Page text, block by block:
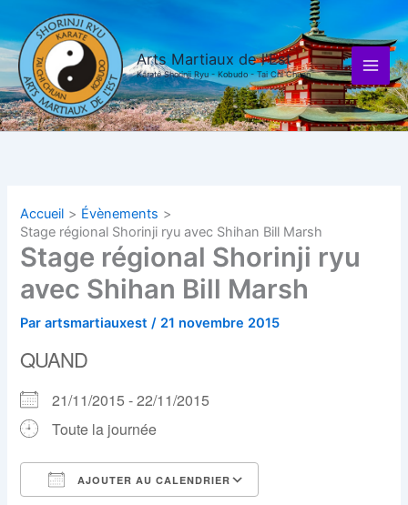
contenu
Arts Martiaux de l'Est
Karaté Shorinji Ryu - Kobudo - Tai Chi Chuan
Accueil
Évènements
Stage régional Shorinji ryu avec Shihan Bill Marsh
Stage régional Shorinji ryu
avec Shihan Bill Marsh
Parartsmartiauxest/ 21 novembre 2015
QUAND
21/11/2015 - 22/11/2015
Toute la journée
AJOUTER AU CALENDRIER